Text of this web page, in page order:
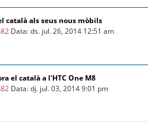
català als seus nous mòbils
Data: ds. jul. 26, 2014 12:51 am
el català a l'HTC One M8
Data: dj. jul. 03, 2014 9:01 pm